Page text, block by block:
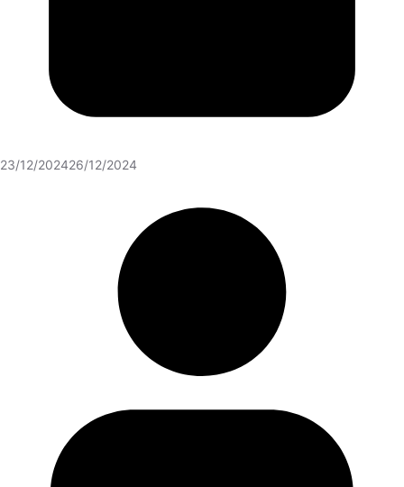
23/12/202426/12/2024